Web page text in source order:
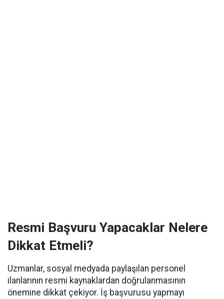
Resmi Başvuru Yapacaklar Nelere
Dikkat Etmeli?
Uzmanlar, sosyal medyada paylaşılan personel
ilanlarının resmi kaynaklardan doğrulanmasının
önemine dikkat çekiyor. İş başvurusu yapmayı